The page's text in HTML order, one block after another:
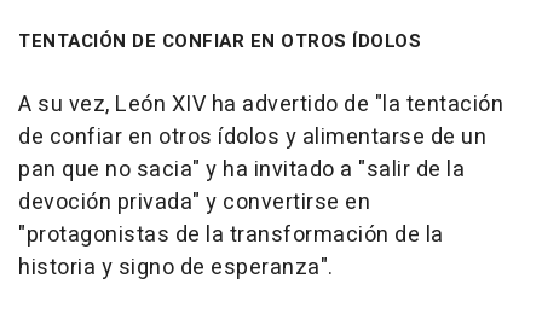
TENTACIÓN DE CONFIAR EN OTROS ÍDOLOS
A su vez, León XIV ha advertido de "la tentación
de confiar en otros ídolos y alimentarse de un
pan que no sacia" y ha invitado a "salir de la
devoción privada" y convertirse en
"protagonistas de la transformación de la
historia y signo de esperanza".